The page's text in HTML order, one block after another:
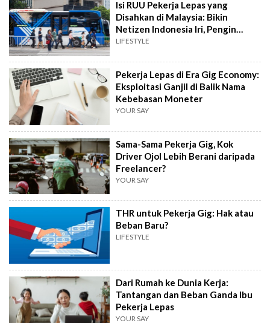
Isi RUU Pekerja Lepas yang
Disahkan di Malaysia: Bikin
Netizen Indonesia Iri, Pengin
Pindah Negara
LIFESTYLE
Pekerja Lepas di Era Gig Economy:
Eksploitasi Ganjil di Balik Nama
Kebebasan Moneter
YOUR SAY
Sama-Sama Pekerja Gig, Kok
Driver Ojol Lebih Berani daripada
Freelancer?
YOUR SAY
THR untuk Pekerja Gig: Hak atau
Beban Baru?
LIFESTYLE
Dari Rumah ke Dunia Kerja:
Tantangan dan Beban Ganda Ibu
Pekerja Lepas
YOUR SAY